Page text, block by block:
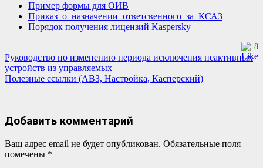
Пример формы для ОИВ
Приказ_о_назначении_ответсвенного_за_КСАЗ
Порядок получения лицензий Kaspersky
8
Навигация
по
Руководство по изменению периода исключения неактивных
устройств из управляемых
Полезные ссылки (АВЗ, Настройка, Касперский)
Добавить комментарий
Ваш адрес email не будет опубликован. Обязательные поля
помечены *